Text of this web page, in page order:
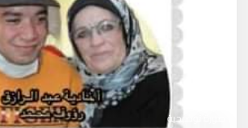
صورة توضيحية